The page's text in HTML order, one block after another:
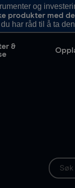
og
produkter med
har råd til å ta
&